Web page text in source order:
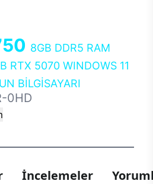
8GB DDR5 RAM
RTX 5070 WINDOWS 11
BİLGİSAYARI
0HD
İncelemeler